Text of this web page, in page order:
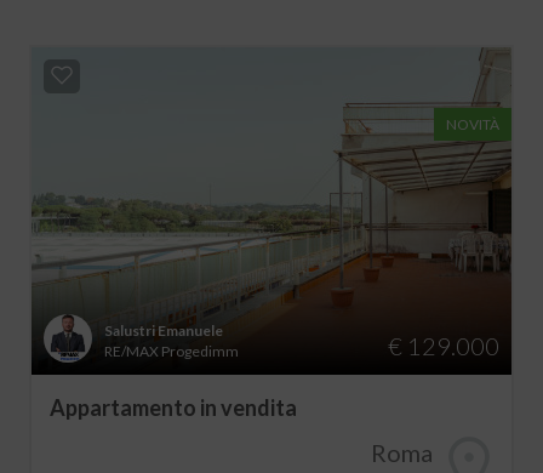
NOVITÀ
Salustri Emanuele
RE/MAX Progedimm
€ 129.000
Appartamento in vendita
Roma